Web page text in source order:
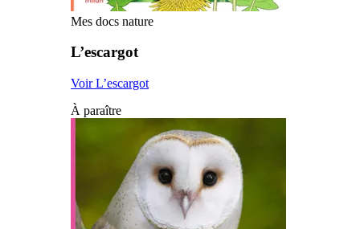
Mes docs nature
L’escargot
Voir L’escargot
À paraître